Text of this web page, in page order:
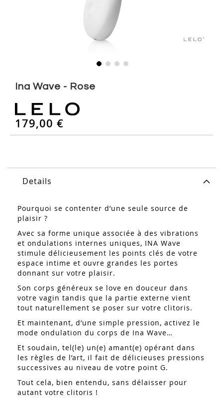
beginning
the
images
Ina Wave - Rose
179,00 €
Details
Pourquoi se contenter d’une seule source de
plaisir ?
Avec sa forme unique associée à des vibrations
et ondulations internes uniques, INA Wave
stimule délicieusement les points clés de votre
espace intime et ouvre grandes les portes
donnant sur votre plaisir.
Son corps généreux se love en douceur dans
votre vagin tandis que la partie externe vient
tout naturellement se poser sur votre clitoris.
Et maintenant, d’une simple pression, activez le
mode ondulation du corps de Ina Wave…
Et soudain, tel(le) un(e) amant(e) opérant dans
les règles de l’art, il fait de délicieuses pressions
successives au niveau de votre point G.
Tout cela, bien entendu, sans délaisser pour
autant votre clitoris !